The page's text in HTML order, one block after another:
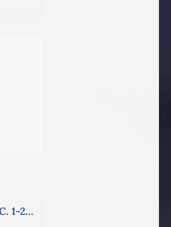
RETRAITE SEC. 1-2-3 !!!